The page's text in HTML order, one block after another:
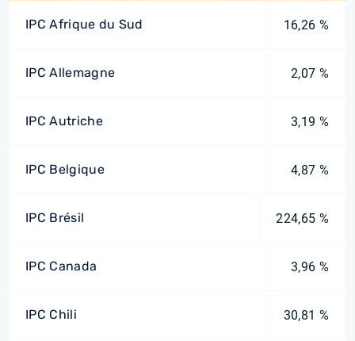
IPC Afrique du Sud 16,26 %
IPC Allemagne 2,07 %
IPC Autriche 3,19 %
IPC Belgique 4,87 %
IPC Brésil 224,65 %
IPC Canada 3,96 %
IPC Chili 30,81 %